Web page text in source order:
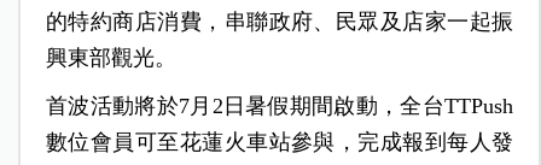
的特約商店消費，串聯政府、民眾及店家一起振
興東部觀光。
首波活動將於7月2日暑假期間啟動，全台TTPush
數位會員可至花蓮火車站參與，完成報到每人發